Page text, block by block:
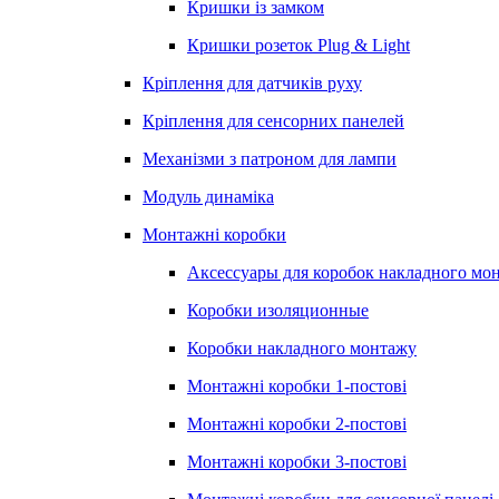
Кришки із замком
Кришки розеток Plug & Light
Кріплення для датчиків руху
Кріплення для сенсорних панелей
Механізми з патроном для лампи
Модуль динаміка
Монтажні коробки
Аксессуары для коробок накладного
Коробки изоляционные
Коробки накладного монтажу
Монтажні коробки 1-постові
Монтажні коробки 2-постові
Монтажні коробки 3-постові